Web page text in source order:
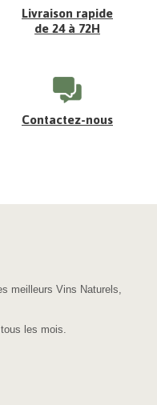
Livraison rapide
de 24 à 72H
Contactez-nous
meilleurs Vins Naturels,
les mois.